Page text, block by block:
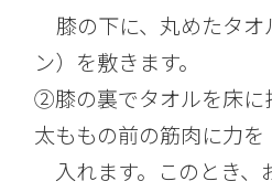
膝の下に、丸めたタオ
ン）を敷きます。
②膝の裏でタオルを床に
太ももの前の筋肉に力を
入れます。このとき、